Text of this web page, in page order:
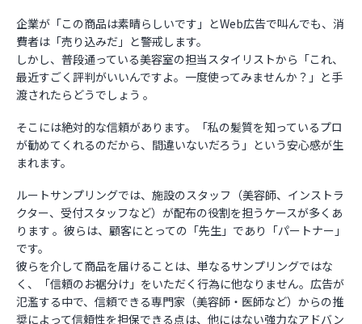
企業が「この商品は素晴らしいです」とWeb広告で叫んでも、消
費者は「売り込みだ」と警戒します。
しかし、普段通っている美容室の担当スタイリストから「これ、
最近すごく評判がいいんですよ。一度使ってみませんか？」と手
渡されたらどうでしょう 。
そこには絶対的な信頼があります。「私の髪質を知っているプロ
が勧めてくれるのだから、間違いないだろう」という安心感が生
まれます。
ルートサンプリングでは、施設のスタッフ（美容師、インストラ
クター、受付スタッフなど）が配布の役割を担うケースが多くあ
ります 。彼らは、顧客にとっての「先生」であり「パートナー」
です。
彼らを介して商品を届けることは、単なるサンプリングではな
く、「信頼のお裾分け」をいただく行為に他なりません。広告が
氾濫する中で、信頼できる専門家（美容師・医師など）からの推
奨によって信頼性を担保できる点は、他にはない強力なアドバン